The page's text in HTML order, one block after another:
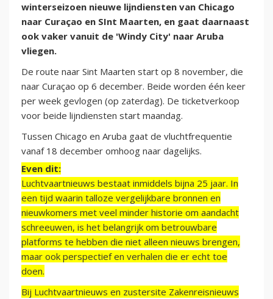
winterseizoen nieuwe lijndiensten van Chicago
naar Curaçao en SInt Maarten, en gaat daarnaast
ook vaker vanuit de 'Windy City' naar Aruba
vliegen.
De route naar Sint Maarten start op 8 november, die
naar Curaçao op 6 december. Beide worden één keer
per week gevlogen (op zaterdag). De ticketverkoop
voor beide lijndiensten start maandag.
Tussen Chicago en Aruba gaat de vluchtfrequentie
vanaf 18 december omhoog naar dagelijks.
Even dit:
Luchtvaartnieuws bestaat inmiddels bijna 25 jaar. In
een tijd waarin talloze vergelijkbare bronnen en
nieuwkomers met veel minder historie om aandacht
schreeuwen, is het belangrijk om betrouwbare
platforms te hebben die niet alleen nieuws brengen,
maar ook perspectief en verhalen die er echt toe
doen.
Bij Luchtvaartnieuws en zustersite Zakenreisnieuws